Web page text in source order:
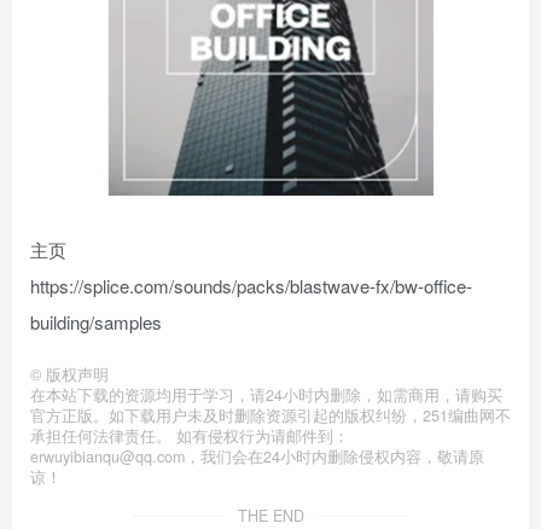
主页
https://splice.com/sounds/packs/blastwave-fx/bw-office-
building/samples
© 版权声明
在本站下载的资源均用于学习，请24小时内删除，如需商用，请购买
官方正版。如下载用户未及时删除资源引起的版权纠纷，251编曲网不
承担任何法律责任。 如有侵权行为请邮件到：
erwuyibianqu@qq.com，我们会在24小时内删除侵权内容，敬请原
谅！
THE END